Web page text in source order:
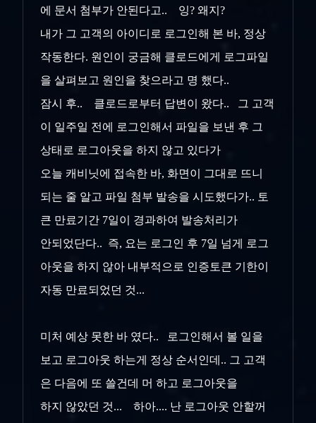
에 문서 첨부가 안된다고.. 잉? 왜지?
내가 그 고객의 아이디로 로그인해 본 바, 정상
작동한다. 원인이 궁금해 클로드에게 로그파일
을 살펴보고 원인을 찾으라고 명 했다..
잠시 후.. 클로드로부터 답변이 왔다.. 그 고객
이 일주일 전에 로그인해서 파일을 보낸 후 그
상태로 로그아웃을 하지 않고 있다가
오늘 캐비닛에 접속한 바, 화면이 그대로 뜨니
되는 줄 알고 파일 첨부 발송을 시도했다가.. 토
큰 만료기간 7일이 경과하여 발송처리가
안되었단다.. 즉, 요는 로그인 후 7일 넘게 로그
아웃을 하지 않아 내부적으로 인증토큰 기한이
자동 만료되었던 것...
미처 예상 못한 바 였다.. 로그인해서 볼 일을
보고 로그아웃 하는게 정상 순서인데.. 그 고객
은 다음에 또 쓸건데 머 하고 로그아웃을
하지 않았던 것... 하아.... 난 로그아웃 안할꺼